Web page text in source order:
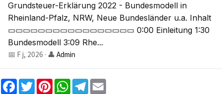
Grundsteuer-Erklärung 2022 - Bundesmodell in
Rheinland-Pfalz, NRW, Neue Bundesländer u.a. Inhalt
▭▭▭▭▭▭▭▭▭▭▭▭▭▭▭▭▭ 0:00 Einleitung 1:30
Bundesmodell 3:09 Rhe...
📅 F j, 2026 · 👤 Admin
F
a
T
w
P
W
h
T
e